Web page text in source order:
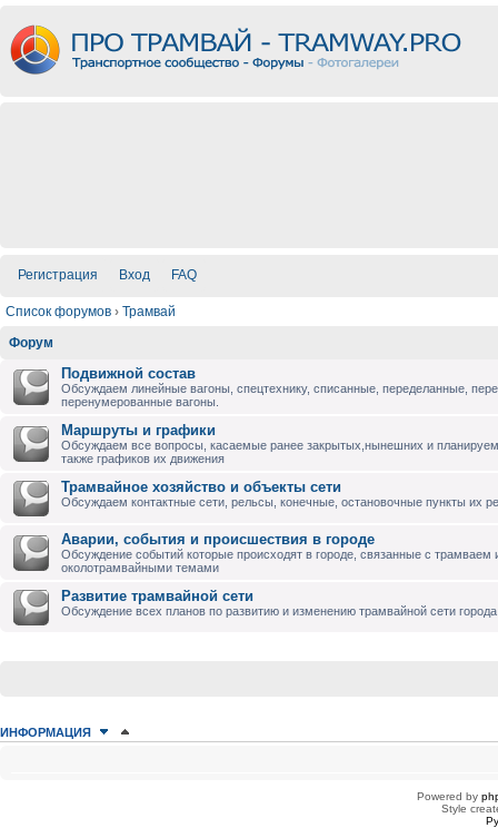
Регистрация Вход FAQ
Список форумов › Трамвай
Форум
Подвижной состав
Обсуждаем линейные вагоны, спецтехнику, списанные, переделанные,
перенумерованные вагоны.
Маршруты и графики
Обсуждаем все вопросы, касаемые ранее закрытых,нынешних и
также графиков их движения
Трамвайное хозяйство и объекты сети
Обсуждаем контактные сети, рельсы, конечные, остановочные пункты их
Аварии, события и происшествия в городе
Обсуждение событий которые происходят в городе, связанные с трамваем
околотрамвайными темами
Развитие трамвайной сети
Обсуждение всех планов по развитию и изменению трамвайной сети города
ИНФОРМАЦИЯ
Сейчас этот форум просматривают: нет зарегистрированных пользователейPowered by
Style